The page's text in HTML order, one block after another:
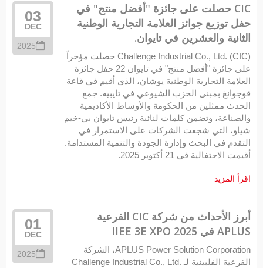
03
DEC
2025
CIC حصلت على جائزة "أفضل منتج" في
حفل توزيع جوائز العلامة التجارية الوطنية
الثانية والعشرين في تايوان.
Challenge Industrial Co., Ltd. (CIC) حصلت مؤخراً
على جائزة "أفضل منتج" في تايوان 22 حفل جائزة
العلامة التجارية الوطنية يوشان، الذي أقيم في قاعة
قوجوانغ بمبنى الحزب الشيوعي في تايبيه. جمع
الحدث ممثلين من الحكومة والأوساط الأكاديمية
والصناعة، وتضمن كلمات لنائبة رئيس تايوان بي-خيم
شياو، التي شجعت الشركات على الاستمرار في
التقدم في البحث وإدارة الجودة والتنمية المستدامة.
أقيمت الاحتفالية في 21 أكتوبر 2025.
اقرأ المزيد
01
DEC
2025
أبرز الأحداث من شركة CIC الفرعية
APLUS في IIEE 3E XPO 2025
APLUS Power Solution Corporation، الشركة
الفرعية الفلبينية لـ Challenge Industrial Co., Ltd.